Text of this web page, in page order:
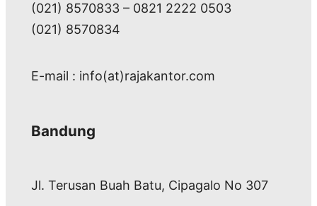
(021) 8570833 – 0821 2222 0503
(021) 8570834
E-mail : info(at)rajakantor.com
Bandung
Jl. Terusan Buah Batu, Cipagalo No 307